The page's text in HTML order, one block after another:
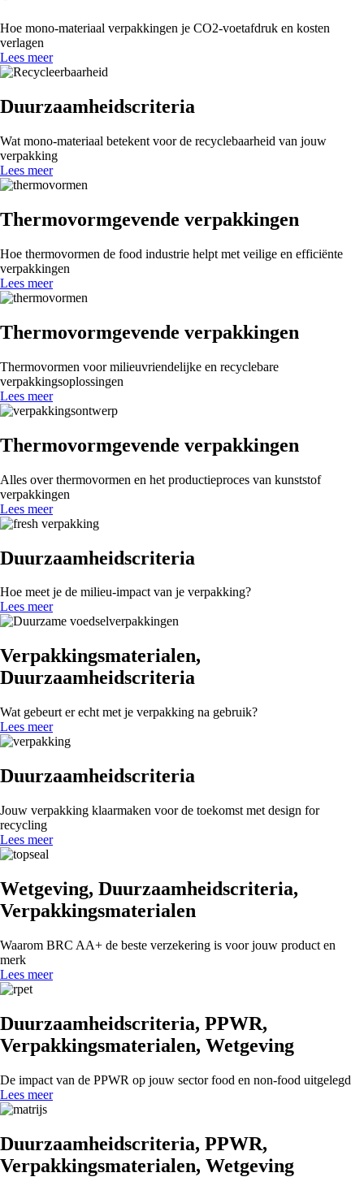
Hoe mono-materiaal verpakkingen je CO2-voetafdruk en kosten
verlagen
Lees meer
Duurzaamheidscriteria
Wat mono-materiaal betekent voor de recyclebaarheid van jouw
verpakking
Lees meer
Thermovormgevende verpakkingen
Hoe thermovormen de food industrie helpt met veilige en efficiënte
verpakkingen
Lees meer
Thermovormgevende verpakkingen
Thermovormen voor milieuvriendelijke en recyclebare
verpakkingsoplossingen
Lees meer
Thermovormgevende verpakkingen
Alles over thermovormen en het productieproces van kunststof
verpakkingen
Lees meer
Duurzaamheidscriteria
Hoe meet je de milieu-impact van je verpakking?
Lees meer
Verpakkingsmaterialen,
Duurzaamheidscriteria
Wat gebeurt er echt met je verpakking na gebruik?
Lees meer
Duurzaamheidscriteria
Jouw verpakking klaarmaken voor de toekomst met design for
recycling
Lees meer
Wetgeving, Duurzaamheidscriteria,
Verpakkingsmaterialen
Waarom BRC AA+ de beste verzekering is voor jouw product en
merk
Lees meer
Duurzaamheidscriteria, PPWR,
Verpakkingsmaterialen, Wetgeving
De impact van de PPWR op jouw sector food en non-food uitgelegd
Lees meer
Duurzaamheidscriteria, PPWR,
Verpakkingsmaterialen, Wetgeving